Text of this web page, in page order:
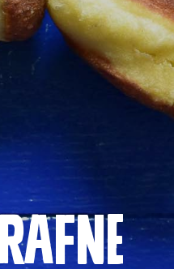
siru